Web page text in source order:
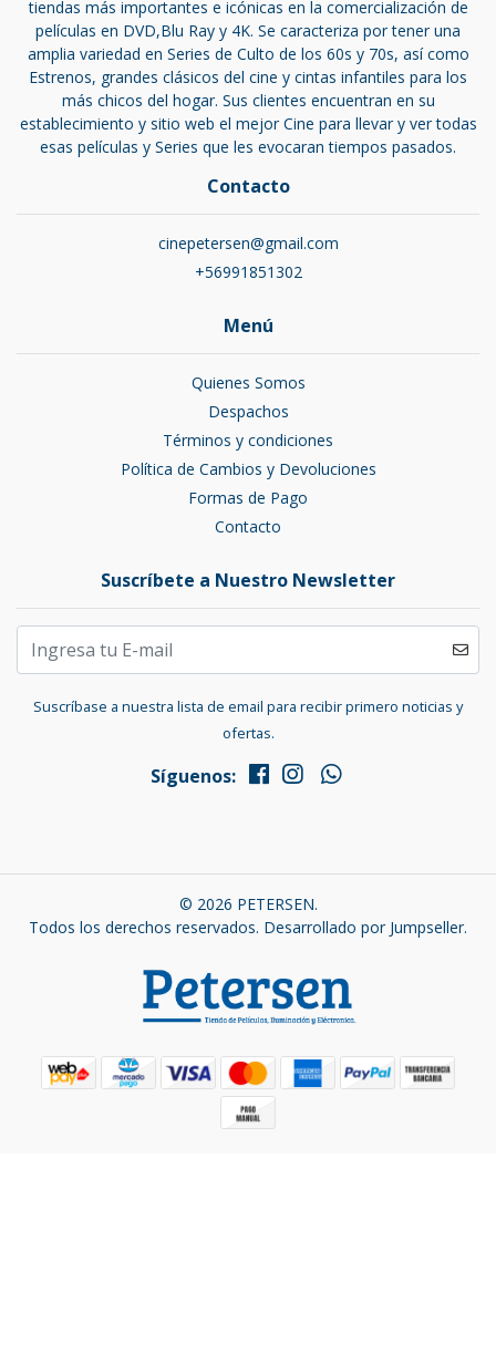
tiendas más importantes e icónicas en la comercialización de
películas en DVD,Blu Ray y 4K. Se caracteriza por tener una
amplia variedad en Series de Culto de los 60s y 70s, así como
Estrenos, grandes clásicos del cine y cintas infantiles para los
más chicos del hogar. Sus clientes encuentran en su
establecimiento y sitio web el mejor Cine para llevar y ver todas
esas películas y Series que les evocaran tiempos pasados.
Contacto
cinepetersen@gmail.com
+56991851302
Menú
Quienes Somos
Despachos
Términos y condiciones
Política de Cambios y Devoluciones
Formas de Pago
Contacto
Suscríbete a Nuestro Newsletter
Suscríbase a nuestra lista de email para recibir primero noticias y
ofertas.
Síguenos:
© 2026 PETERSEN.
Todos los derechos reservados. Desarrollado por Jumpseller.